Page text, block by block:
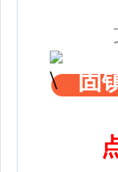
固
点